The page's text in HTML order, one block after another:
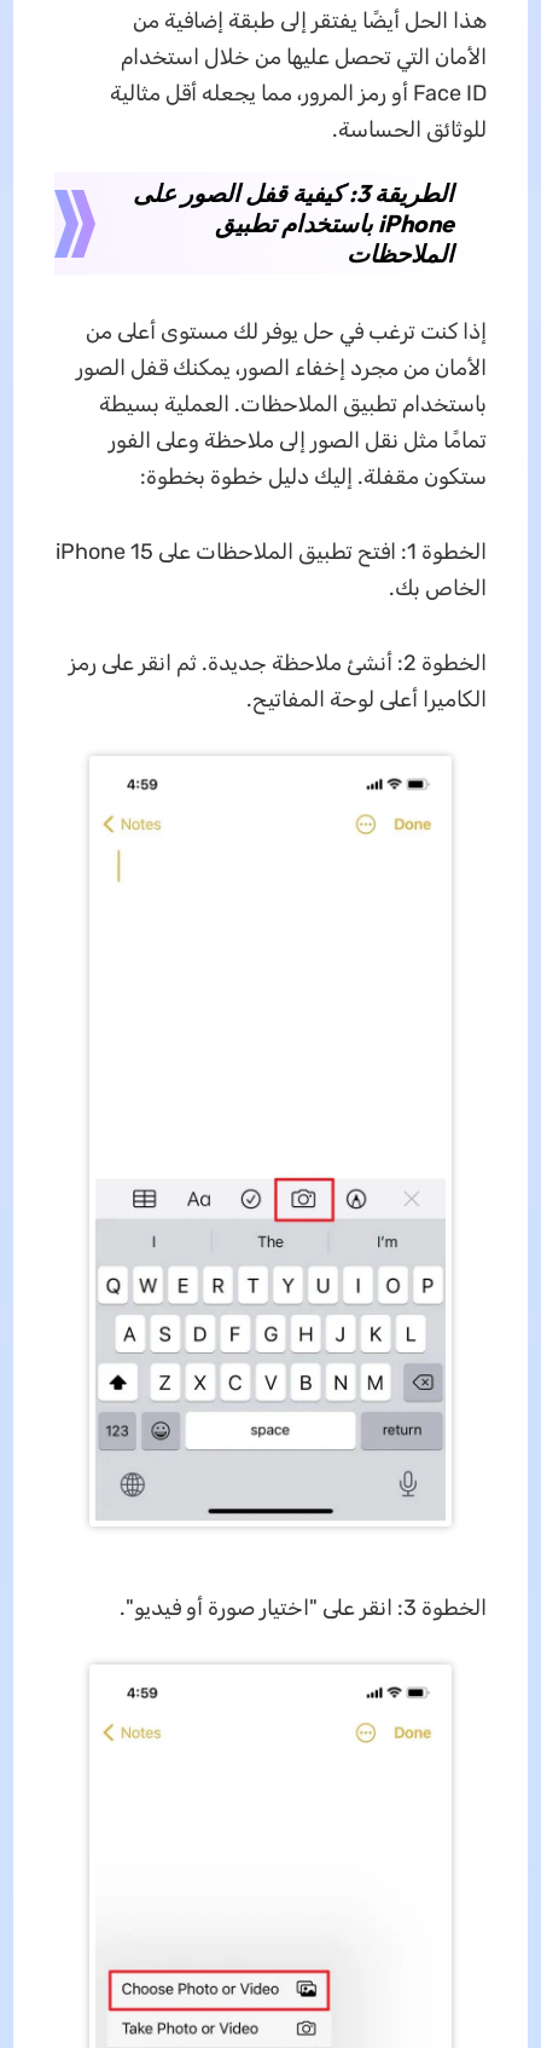
هذا الحل أيضًا يفتقر إلى طبقة إضافية من
الأمان التي تحصل عليها من خلال استخدام
Face ID أو رمز المرور، مما يجعله أقل مثالية
للوثائق الحساسة.
الطريقة 3: كيفية قفل الصور على
iPhone باستخدام تطبيق
الملاحظات
إذا كنت ترغب في حل يوفر لك مستوى أعلى من
الأمان من مجرد إخفاء الصور، يمكنك قفل الصور
باستخدام تطبيق الملاحظات. العملية بسيطة
تمامًا مثل نقل الصور إلى ملاحظة وعلى الفور
ستكون مقفلة. إليك دليل خطوة بخطوة:
الخطوة 1: افتح تطبيق الملاحظات على iPhone 15
الخاص بك.
الخطوة 2: أنشئ ملاحظة جديدة. ثم انقر على رمز
الكاميرا أعلى لوحة المفاتيح.
الخطوة 3: انقر على "اختيار صورة أو فيديو".